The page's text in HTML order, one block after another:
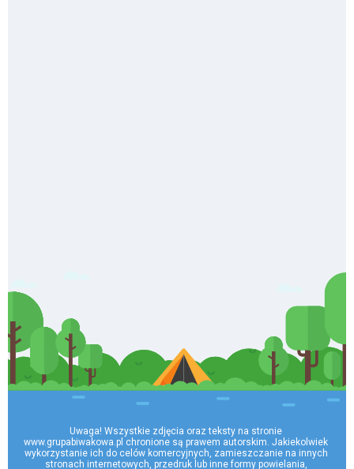
Uwaga! Wszystkie zdjęcia oraz teksty na stronie
www.grupabiwakowa.pl chronione są prawem autorskim. Jakiekolwiek
wykorzystanie ich do celów komercyjnych, zamieszczanie na innych
stronach internetowych, przedruk lub inne formy powielania,